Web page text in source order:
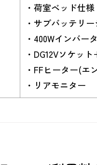
・荷室ベッド仕
・サブバッテリ
・400Wインバー
・DG12Vソケッ
・FFヒーター(エ
・リアモニター